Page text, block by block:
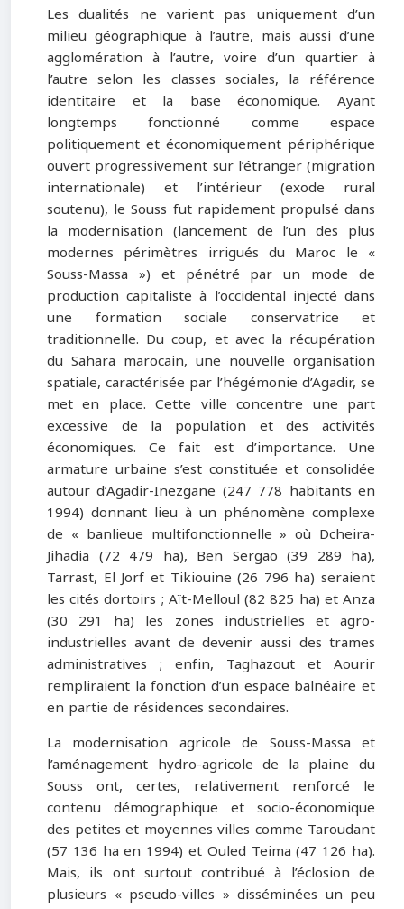
Les dualités ne varient pas uniquement d’un
milieu géographique à l’autre, mais aussi d’une
agglomération à l’autre, voire d’un quartier à
l’autre selon les classes sociales, la référence
identitaire et la base économique. Ayant
longtemps fonctionné comme espace
politiquement et économiquement périphérique
ouvert progressivement sur l’étranger (migration
internationale) et l’intérieur (exode rural
soutenu), le Souss fut rapidement propulsé dans
la modernisation (lancement de l’un des plus
modernes périmètres irrigués du Maroc le «
Souss-Massa ») et pénétré par un mode de
production capitaliste à l’occidental injecté dans
une formation sociale conservatrice et
traditionnelle. Du coup, et avec la récupération
du Sahara marocain, une nouvelle organisation
spatiale, caractérisée par l’hégémonie d’Agadir, se
met en place. Cette ville concentre une part
excessive de la population et des activités
économiques. Ce fait est d’importance. Une
armature urbaine s’est constituée et consolidée
autour d’Agadir-Inezgane (247 778 habitants en
1994) donnant lieu à un phénomène complexe
de « banlieue multifonctionnelle » où Dcheira-
Jihadia (72 479 ha), Ben Sergao (39 289 ha),
Tarrast, El Jorf et Tikiouine (26 796 ha) seraient
les cités dortoirs ; Aït-Melloul (82 825 ha) et Anza
(30 291 ha) les zones industrielles et agro-
industrielles avant de devenir aussi des trames
administratives ; enfin, Taghazout et Aourir
rempliraient la fonction d’un espace balnéaire et
en partie de résidences secondaires.
La modernisation agricole de Souss-Massa et
l’aménagement hydro-agricole de la plaine du
Souss ont, certes, relativement renforcé le
contenu démographique et socio-économique
des petites et moyennes villes comme Taroudant
(57 136 ha en 1994) et Ouled Teima (47 126 ha).
Mais, ils ont surtout contribué à l’éclosion de
plusieurs « pseudo-villes » disséminées un peu